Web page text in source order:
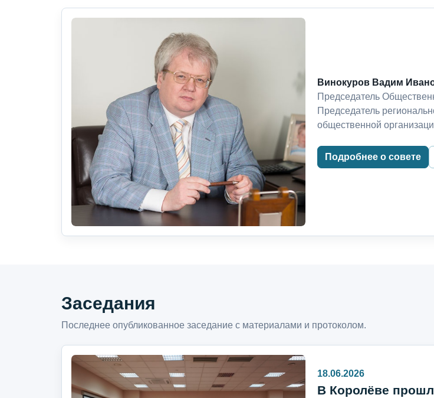
Винокуров Вадим
Председатель
Председатель
общественной
Подробнее о совете
Заседания
Последнее опубликованное заседание с материалами и протоколом.
18.06.2026
В Королёве